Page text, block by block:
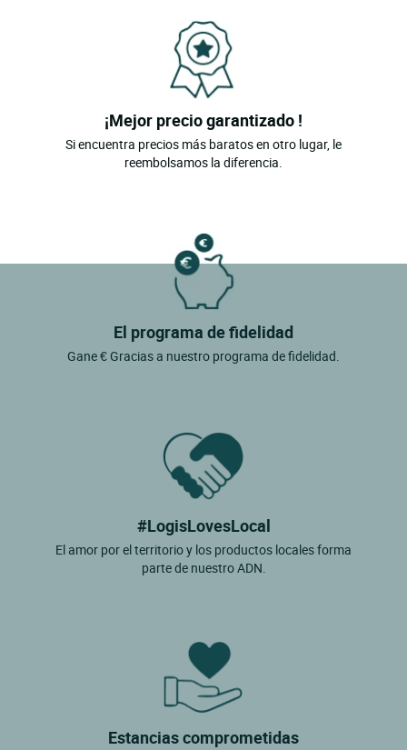
¡Mejor precio garantizado !
Si encuentra precios más baratos en otro lugar, le
reembolsamos la diferencia.
El programa de fidelidad
Gane € Gracias a nuestro programa de fidelidad.
#LogisLovesLocal
El amor por el territorio y los productos locales forma
parte de nuestro ADN.
Estancias comprometidas